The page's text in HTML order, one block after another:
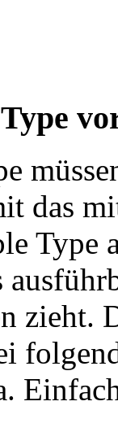
das
Type
zieht.